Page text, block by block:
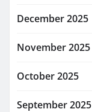
December 2025
November 2025
October 2025
September 2025